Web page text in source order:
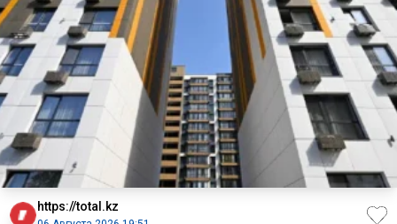
https://total.kz